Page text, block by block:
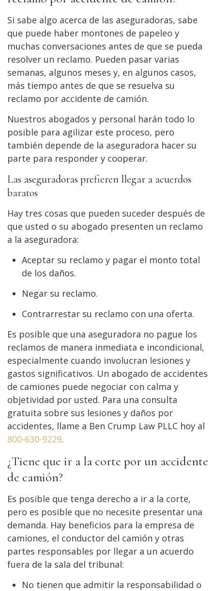
Si sabe algo acerca de las aseguradoras, sabe
que puede haber montones de papeleo y
muchas conversaciones antes de que se pueda
resolver un reclamo. Pueden pasar varias
semanas, algunos meses y, en algunos casos,
más tiempo antes de que se resuelva su
reclamo por accidente de camión.
Nuestros abogados y personal harán todo lo
posible para agilizar este proceso, pero
también depende de la aseguradora hacer su
parte para responder y cooperar.
Las aseguradoras prefieren llegar a acuerdos
baratos
Hay tres cosas que pueden suceder después de
que usted o su abogado presenten un reclamo
a la aseguradora:
Aceptar su reclamo y pagar el monto total
de los daños.
Negar su reclamo.
Contrarrestar su reclamo con una oferta.
Es posible que una aseguradora no pague los
reclamos de manera inmediata e incondicional,
especialmente cuando involucran lesiones y
gastos significativos. Un abogado de accidentes
de camiones puede negociar con calma y
objetividad por usted. Para una consulta
gratuita sobre sus lesiones y daños por
accidentes, llame a Ben Crump Law PLLC hoy al
800-630-9229.
¿Tiene que ir a la corte por un accidente
de camión?
Es posible que tenga derecho a ir a la corte,
pero es posible que no necesite presentar una
demanda. Hay beneficios para la empresa de
camiones, el conductor del camión y otras
partes responsables por llegar a un acuerdo
fuera de la sala del tribunal:
No tienen que admitir la responsabilidad o